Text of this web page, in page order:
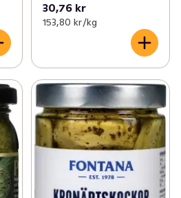
30,76 kr
153,80 kr /kg